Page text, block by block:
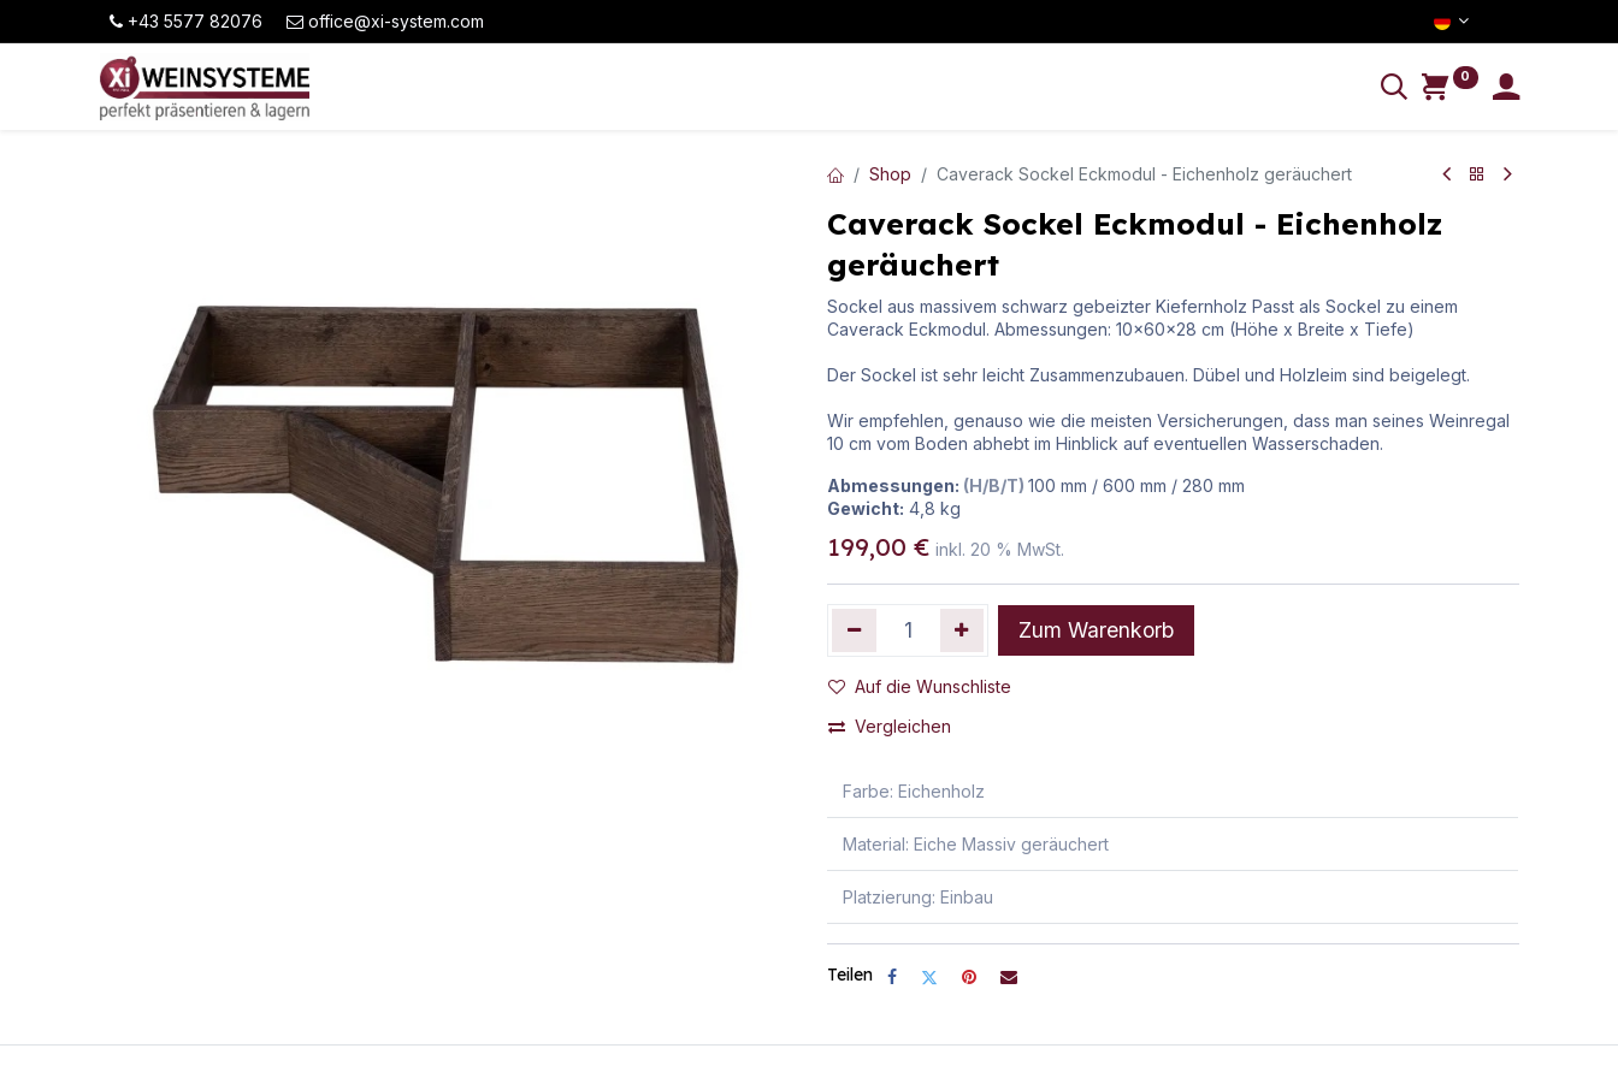
+43 5577 82076 office@xi-system.com
0
Shop Caverack Sockel Eckmodul - Eichenholz geräuchert
Caverack Sockel Eckmodul - Eichenholz
geräuchert
Sockel aus massivem schwarz gebeizter Kiefernholz Passt als Sockel zu einem
Caverack Eckmodul. Abmessungen: 10x60x28 cm (Höhe x Breite x Tiefe)
Der Sockel ist sehr leicht Zusammenzubauen. Dübel und Holzleim sind beigelegt.
Wir empfehlen, genauso wie die meisten Versicherungen, dass man seines Weinregal
10 cm vom Boden abhebt im Hinblick auf eventuellen Wasserschaden.
Abmessungen: (H/B/T) 100 mm / 600 mm / 280 mm
Gewicht: 4,8 kg
199,00 € inkl. 20 % MwSt.
Zum Warenkorb
Auf die Wunschliste
Vergleichen
Farbe: Eichenholz
Material: Eiche Massiv geräuchert
Platzierung: Einbau
Teilen